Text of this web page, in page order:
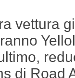
vettura
di Road